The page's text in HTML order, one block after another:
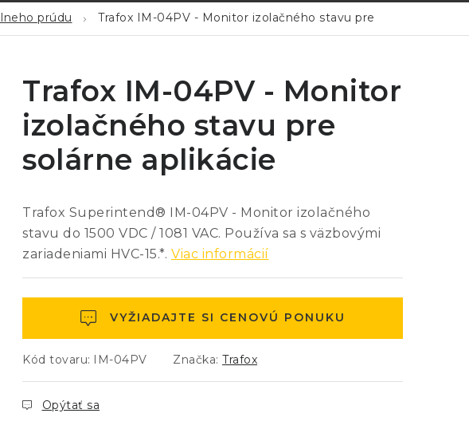
prúdu
Trafox IM-04PV - Monitor izolačného stavu pre
Trafox IM-04PV - Monitor
izolačného stavu pre
solárne aplikácie
Trafox Superintend® IM-04PV - Monitor izolačného
stavu do 1500 VDC / 1081 VAC. Používa sa s väzbovými
zariadeniami HVC-15.*. Viac informácií
VYŽIADAJTE SI CENOVÚ PONUKU
Kód tovaru: IM-04PV Značka: Trafox
Opýtať sa